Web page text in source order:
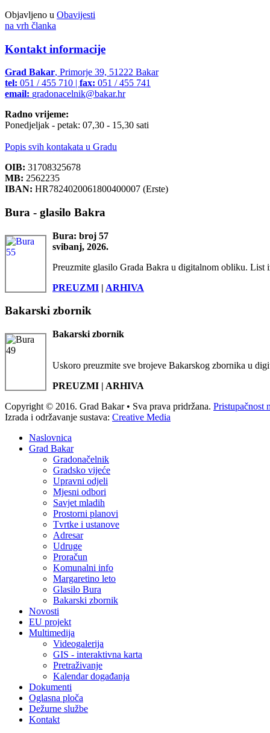
Objavljeno u Obavijesti
na vrh članka
Kontakt informacije
Grad Bakar, Primorje 39, 51222 Bakar
tel: 051 / 455 710 | fax: 051 / 455 741
email: gradonacelnik@bakar.hr
Radno vrijeme:
Ponedjeljak - petak: 07,30 - 15,30 sati
Popis svih kontakata u Gradu
OIB: 31708325678
MB: 2562235
IBAN: HR7824020061800400007 (Erste)
Bura - glasilo Bakra
Bura: broj 57
svibanj, 2026.
Preuzmite glasilo Grada Bakra u digitalnom obliku. List
PREUZMI | ARHIVA
Bakarski zbornik
Bakarski zbornik
Uskoro preuzmite sve brojeve Bakarskog zbornika u
PREUZMI | ARHIVA
Copyright © 2016. Grad Bakar • Sva prava pridržana. Pristupačnost
Izrada i održavanje sustava: Creative Media
Naslovnica
Grad Bakar
Gradonačelnik
Gradsko vijeće
Upravni odjeli
Mjesni odbori
Savjet mladih
Prostorni planovi
Tvrtke i ustanove
Adresar
Udruge
Proračun
Komunalni info
Margaretino leto
Glasilo Bura
Bakarski zbornik
Novosti
EU projekt
Multimedija
Videogalerija
GIS - interaktivna karta
Pretraživanje
Kalendar događanja
Dokumenti
Oglasna ploča
Dežurne službe
Kontakt